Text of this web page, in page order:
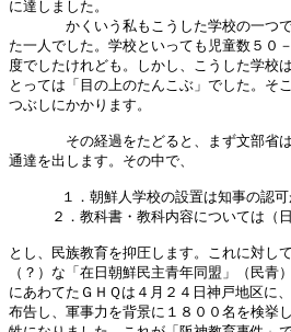
に達しました。
かくいう私もこうした学校の一つで
た一人でした。学校といっても児童数５０
度でしたけれども。しかし、こうした学校
とっては「目の上のたんこぶ」でした。そ
つぶしにかかります。
その経過をたどると、まず文部省は
通達を出します。その中で、
１．朝鮮人学校の設置は知事の認可
２．教科書・教科内容については（日
とし、民族教育を抑圧します。これに対し
（？）な「在日朝鮮民主青年同盟」（民
にあわてたＧＨＱは４月２４日神戸地区に
布告し、軍事力を背景に１８００名を検挙